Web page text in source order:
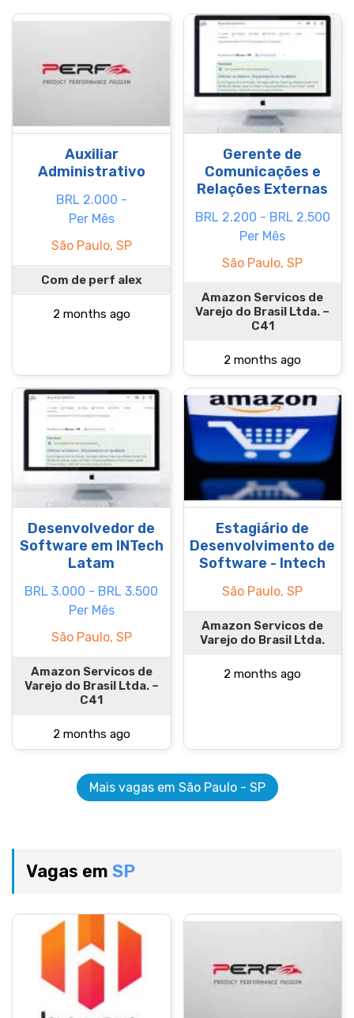
Auxiliar
Administrativo
BRL 2.000 -
Per Mês
São Paulo, SP
Com de perf alex
2 months ago
Gerente de
Comunicações e
Relações Externas
BRL 2.200 - BRL 2.500
Per Mês
São Paulo, SP
Amazon Servicos de
Varejo do Brasil Ltda. –
C41
2 months ago
Desenvolvedor de
Software em INTech
Latam
BRL 3.000 - BRL 3.500
Per Mês
São Paulo, SP
Amazon Servicos de
Varejo do Brasil Ltda. –
C41
2 months ago
Estagiário de
Desenvolvimento de
Software - Intech
São Paulo, SP
Amazon Servicos de
Varejo do Brasil Ltda.
2 months ago
Mais vagas em São Paulo - SP
Vagas em SP